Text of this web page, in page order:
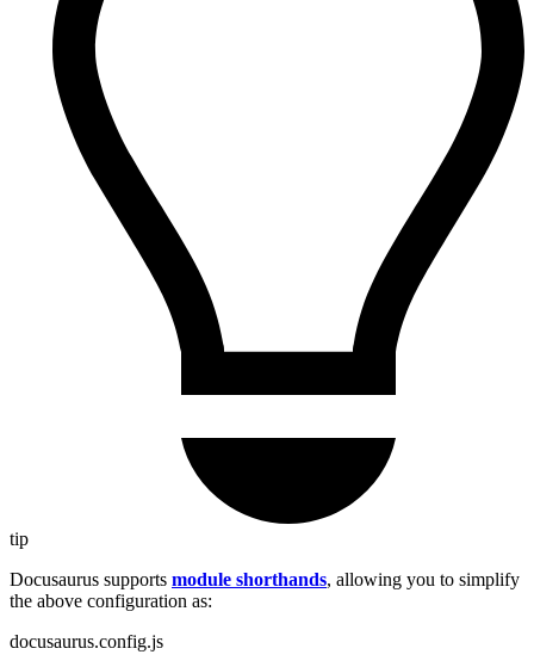
tip
Docusaurus supports module shorthands, allowing you to simplify
the above configuration as:
docusaurus.config.js